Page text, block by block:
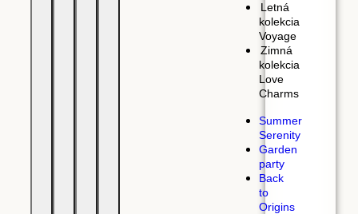
Letná
kolekcia
Voyage
Zimná
kolekcia
Love
Charms
Summer
Serenity
Garden
party
Back
to
Origins